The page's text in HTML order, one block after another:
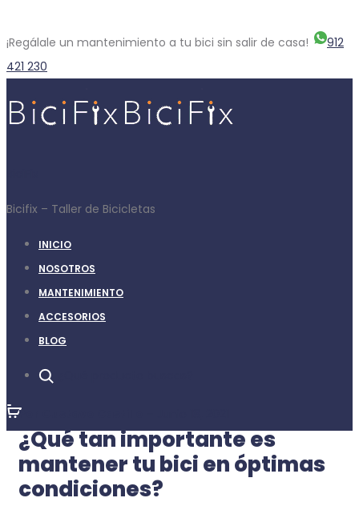
¡Regálale un mantenimiento a tu bici sin salir de casa!
912
421 230
Bicifix – Taller de Bicicletas
INICIO
NOSOTROS
MANTENIMIENTO
ACCESORIOS
BLOG
Por Gustavo Castillo
¿Qué tan importante es
mantener tu bici en óptimas
condiciones?